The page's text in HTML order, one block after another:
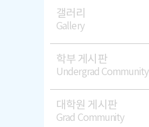
갤러리
Gallery
학부 게시판
Undergrad Community
대학원 게시판
Grad Community